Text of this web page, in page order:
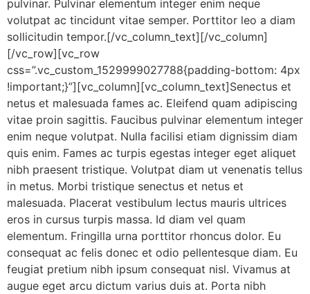
pulvinar. Pulvinar elementum integer enim neque
volutpat ac tincidunt vitae semper. Porttitor leo a diam
sollicitudin tempor.[/vc_column_text][/vc_column]
[/vc_row][vc_row
css=”.vc_custom_1529999027788{padding-bottom: 4px
!important;}”][vc_column][vc_column_text]Senectus et
netus et malesuada fames ac. Eleifend quam adipiscing
vitae proin sagittis. Faucibus pulvinar elementum integer
enim neque volutpat. Nulla facilisi etiam dignissim diam
quis enim. Fames ac turpis egestas integer eget aliquet
nibh praesent tristique. Volutpat diam ut venenatis tellus
in metus. Morbi tristique senectus et netus et
malesuada. Placerat vestibulum lectus mauris ultrices
eros in cursus turpis massa. Id diam vel quam
elementum. Fringilla urna porttitor rhoncus dolor. Eu
consequat ac felis donec et odio pellentesque diam. Eu
feugiat pretium nibh ipsum consequat nisl. Vivamus at
augue eget arcu dictum varius duis at. Porta nibh